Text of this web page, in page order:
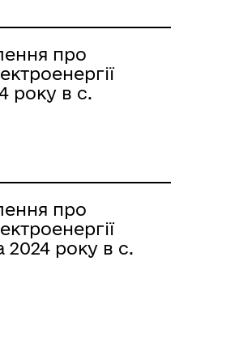
про
року в с.
про
2024 року в с.